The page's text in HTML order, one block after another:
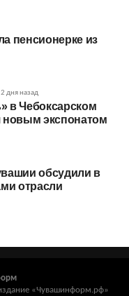
пенсионерке из
2 дня назад
в Чебоксарском
новым экспонатом
обсудили в
отрасли
«Чувашинформ.рф»